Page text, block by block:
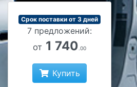
Срок поставки от 3 дней
7 предложений:
от 1 740 .00
Купить